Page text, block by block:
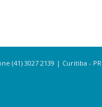
(41) 3027 2139 | Curitiba - PR